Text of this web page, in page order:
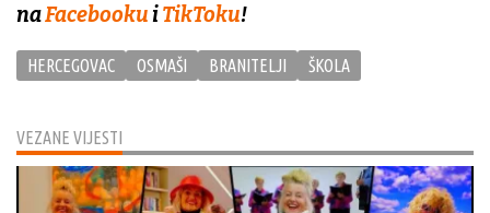
VEZANE VIJESTI
naFacebookuiTikToku!
HERCEGOVAC OSMAŠI BRANITELJI ŠKOLA